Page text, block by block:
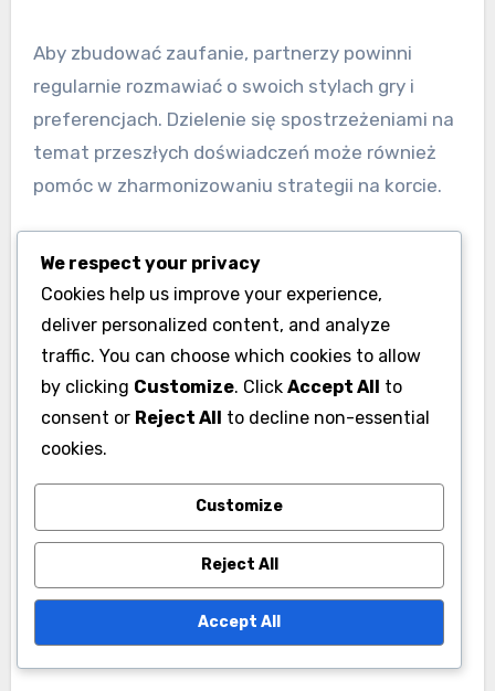
Aby zbudować zaufanie, partnerzy powinni
regularnie rozmawiać o swoich stylach gry i
preferencjach. Dzielenie się spostrzeżeniami na
temat przeszłych doświadczeń może również
pomóc w zharmonizowaniu strategii na korcie.
Regularne wspólne treningi wzmacniają to
zaufanie, ponieważ gracze uczą się
przewidywać ruchy i reakcje siebie nawzajem
podczas meczów.
Używanie sygnałów i
wskazówek podczas gry
Skuteczne używanie sygnałów i wskazówek
może znacznie poprawić komunikację podczas
meczu. Proste gesty lub werbalne wskazówki
mogą wskazywać strategie, takie jak moment
zmiany pozycji lub wykonania konkretnej akcji.
We respect your privacy
Cookies help us improve your experience,
deliver personalized content, and analyze
traffic. You can choose which cookies to allow
by clicking Customize. Click Accept All to
consent or Reject All to decline non-essential
cookies.
Customize
Reject All
Accept All